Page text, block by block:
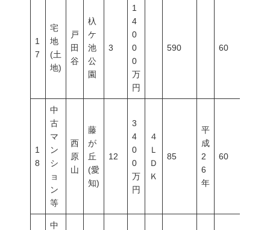
1
7
宅
地
(土
地)
戸
田
谷
杁
ケ
池
公
園
3
1
4
0
0
0
万
円
590 60
1
8
中
古
マ
ン
シ
ョ
ン
等
西
原
山
藤
が
丘
(愛
知)
12
3
4
0
0
万
円
４
Ｌ
Ｄ
Ｋ
85
平
成
2
6
年
60
中